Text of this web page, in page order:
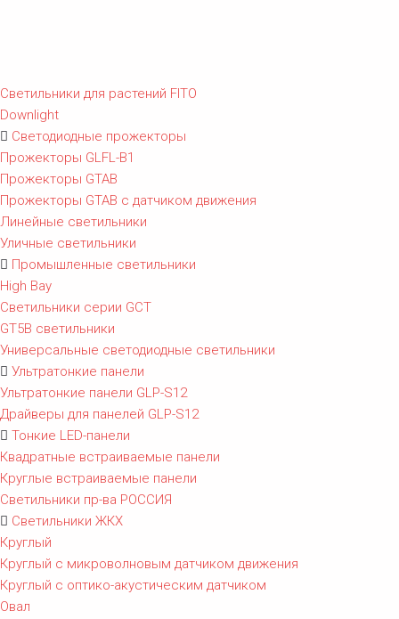
Светильники для растений FITO
Downlight
Светодиодные прожекторы
Прожекторы GLFL-B1
Прожекторы GTAB
Прожекторы GTAB с датчиком движения
Линейные светильники
Уличные светильники
Промышленные светильники
High Bay
Светильники серии GCT
GT5B светильники
Универсальные светодиодные светильники
Ультратонкие панели
Ультратонкие панели GLP-S12
Драйверы для панелей GLP-S12
Тонкие LED-панели
Квадратные встраиваемые панели
Круглые встраиваемые панели
Светильники пр-ва РОССИЯ
Светильники ЖКХ
Круглый
Круглый с микроволновым датчиком движения
Круглый с оптико-акустическим датчиком
Овал